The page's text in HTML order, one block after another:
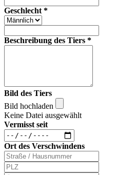
Geschlecht *
Beschreibung des Tiers *
Bild des Tiers
Bild hochladen
Keine Datei ausgewählt
Vermisst seit
Ort des Verschwindens